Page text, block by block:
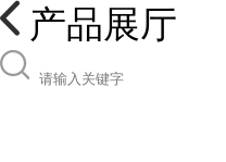
产品展厅